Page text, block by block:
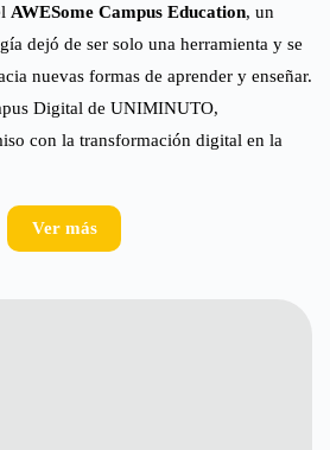
AWESome Campus Education, un
dejó de ser solo una herramienta y se
nuevas formas de aprender y enseñar.
Digital de UNIMINUTO,
con la transformación digital en la
Ver más